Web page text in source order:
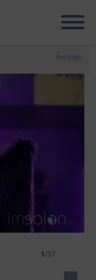
Anzeige
1/37